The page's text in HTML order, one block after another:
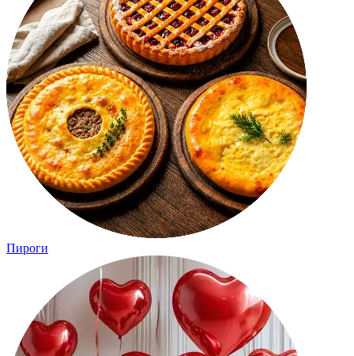
Пироги